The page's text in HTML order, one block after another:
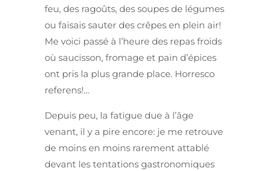
feu, des ragoûts, des soupes de légumes
ou faisais sauter des crêpes en plein air!
Me voici passé à l’heure des repas froids
où saucisson, fromage et pain d’épices
ont pris la plus grande place. Horresco
referens!…
Depuis peu, la fatigue due à l’âge
venant, il y a pire encore: je me retrouve
de moins en moins rarement attablé
devant les tentations gastronomiques